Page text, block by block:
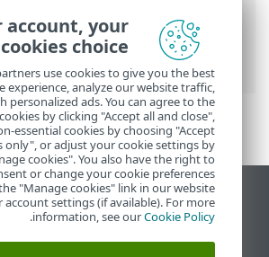
העזרה המקוונת של ESET >
Security Premium
>הגדרות
הגנות
> הגנת גישה לאינטרנט
הצג את האתר למחשב
End of Life
מאגר הידע של ESET
account, your
cookies choice
use cookies to give you the best
experience, analyze our website traffic,
personalized ads. You can agree to the
by clicking "Accept all and close",
essential cookies by choosing "Accept
only", or adjust your cookie settings by
cookies". You also have the right to
or change your cookie preferences
"Manage cookies" link in our website
settings (if available). For more
information, see ourCookie Policy
.